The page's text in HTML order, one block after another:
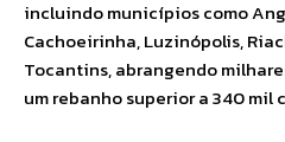
incluindo municípios como
Cachoeirinha, Luzinópolis,
Tocantins, abrangendo
um rebanho superior a 340 mil